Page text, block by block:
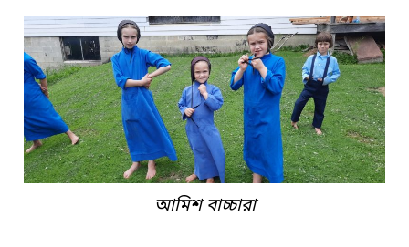
আমিশ বাচ্চারা